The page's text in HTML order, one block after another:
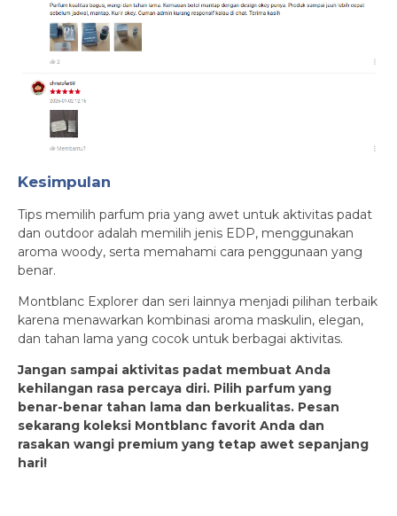
Kesimpulan
Tips memilih parfum pria yang awet untuk aktivitas padat
dan outdoor adalah memilih jenis EDP, menggunakan
aroma woody, serta memahami cara penggunaan yang
benar.
Montblanc Explorer dan seri lainnya menjadi pilihan terbaik
karena menawarkan kombinasi aroma maskulin, elegan,
dan tahan lama yang cocok untuk berbagai aktivitas.
Jangan sampai aktivitas padat membuat Anda
kehilangan rasa percaya diri. Pilih parfum yang
benar-benar tahan lama dan berkualitas. Pesan
sekarang koleksi Montblanc favorit Anda dan
rasakan wangi premium yang tetap awet sepanjang
hari!